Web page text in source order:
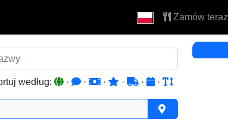
Zamów teraz
według: · · · · · ·